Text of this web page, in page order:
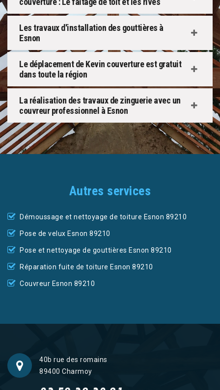
Les travaux d'installation des gouttières à
Esnon
Le déplacement de Kevin couverture est gratuit
dans toute la région
La réalisation des travaux de zinguerie avec un
couvreur professionnel à Esnon
Autres services
Démoussage et nettoyage de toiture Esnon 89210
Pose de velux Esnon 89210
Pose et nettoyage de gouttières Esnon 89210
Réparation fuite de toiture Esnon 89210
Couvreur Esnon 89210
40b rue des romains
89400 Charmoy